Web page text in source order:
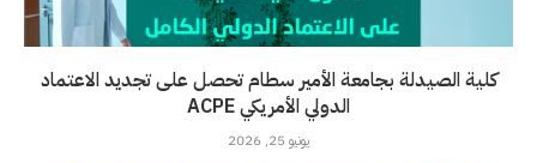
كلية الصيدلة بجامعة الأمير سطام تحصل على تجديد الاعتماد
الدولي الأمريكي ACPE
يونيو 25, 2026